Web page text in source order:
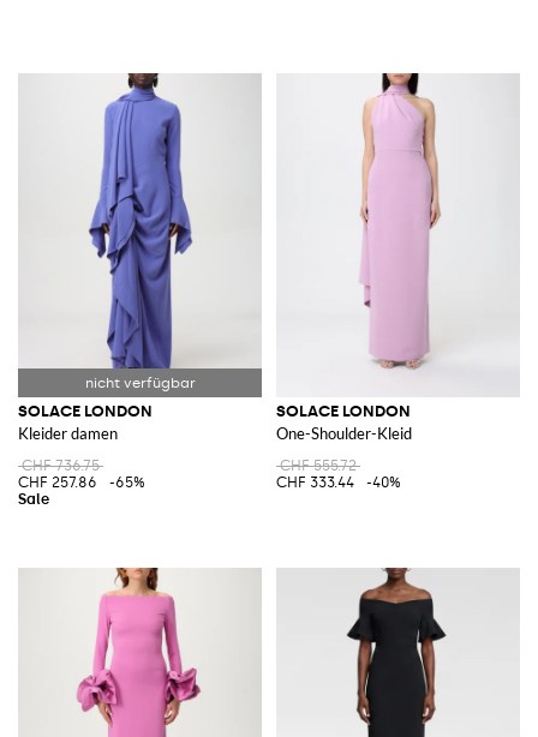
SOLACE LONDON
Kleider damen
CHF 736.75
CHF 257.86
-65%
SOLACE LONDON
One-Shoulder-Kleid
CHF 555.72
CHF 333.44
-40%